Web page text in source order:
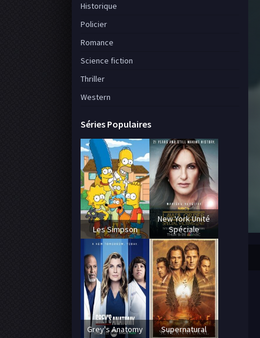
Historique
Policier
Romance
Science fiction
Thriller
Western
Séries Populaires
Les Simpson
New York Unité
Spéciale
Grey's Anatomy Supernatural